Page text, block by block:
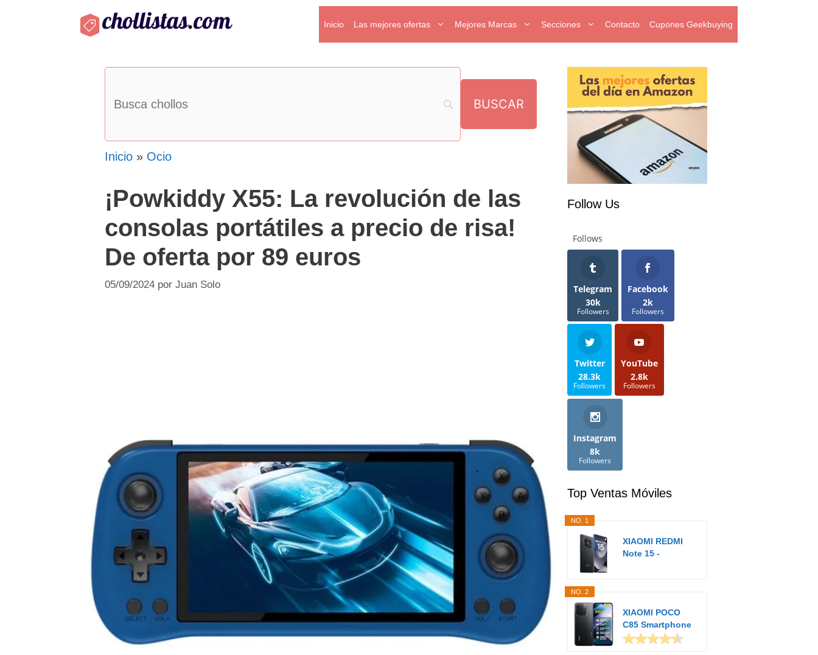
Inicio Las mejores ofertas Mejores Marcas Secciones Contacto Cupones Geekbuying
Inicio » Ocio
¡Powkiddy X55: La revolución de las
consolas portátiles a precio de risa!
De oferta por 89 euros
05/09/2024 por Juan Solo
Follow Us
Follows
Telegram
30k
Followers
Facebook
2k
Followers
Twitter
28.3k
Followers
YouTube
2.8k
Followers
Instagram
8k
Followers
Top Ventas Móviles
NO. 1
XIAOMI REDMI
Note 15 -
NO. 2
XIAOMI POCO
C85 Smartphone
de 6+128GB